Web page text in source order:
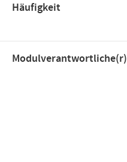
Häufigkeit
Modulverantwortliche(r)